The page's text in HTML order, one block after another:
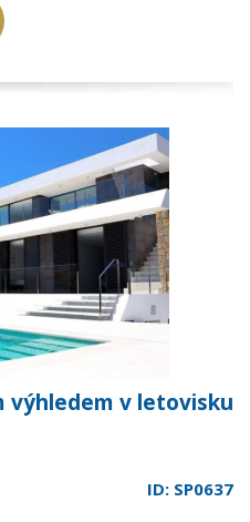
výhledem v letovisku
ID: SP0637